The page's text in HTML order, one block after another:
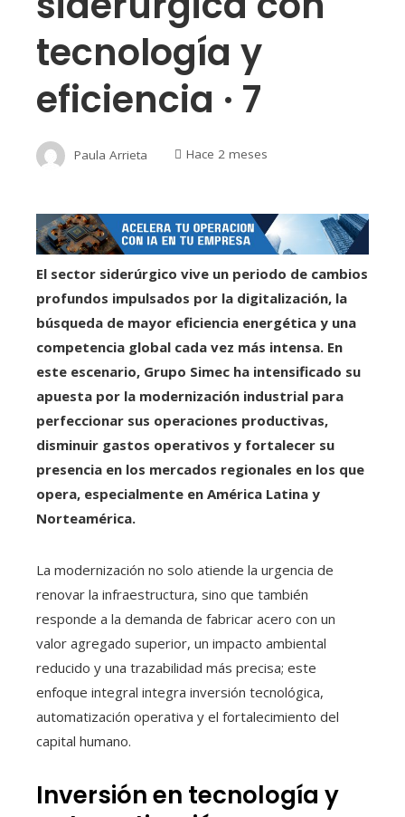
tecnología y
eficiencia · 7
Paula Arrieta Hace 2 meses
El sector siderúrgico vive un periodo de cambios
profundos impulsados por la digitalización, la
búsqueda de mayor eficiencia energética y una
competencia global cada vez más intensa. En
este escenario, Grupo Simec ha intensificado su
apuesta por la modernización industrial para
perfeccionar sus operaciones productivas,
disminuir gastos operativos y fortalecer su
presencia en los mercados regionales en los que
opera, especialmente en América Latina y
Norteamérica.
La modernización no solo atiende la urgencia de
renovar la infraestructura, sino que también
responde a la demanda de fabricar acero con un
valor agregado superior, un impacto ambiental
reducido y una trazabilidad más precisa; este
enfoque integral integra inversión tecnológica,
automatización operativa y el fortalecimiento del
capital humano.
Inversión en tecnología y